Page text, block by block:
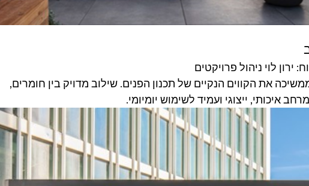
ירון לוי ניהול פרויקטים
את הקווים הנקיים של תכנון הפנים. שילוב מדויק בין חומרים,
איכותי, ייצוגי ועמיד לשימוש יומיומי.